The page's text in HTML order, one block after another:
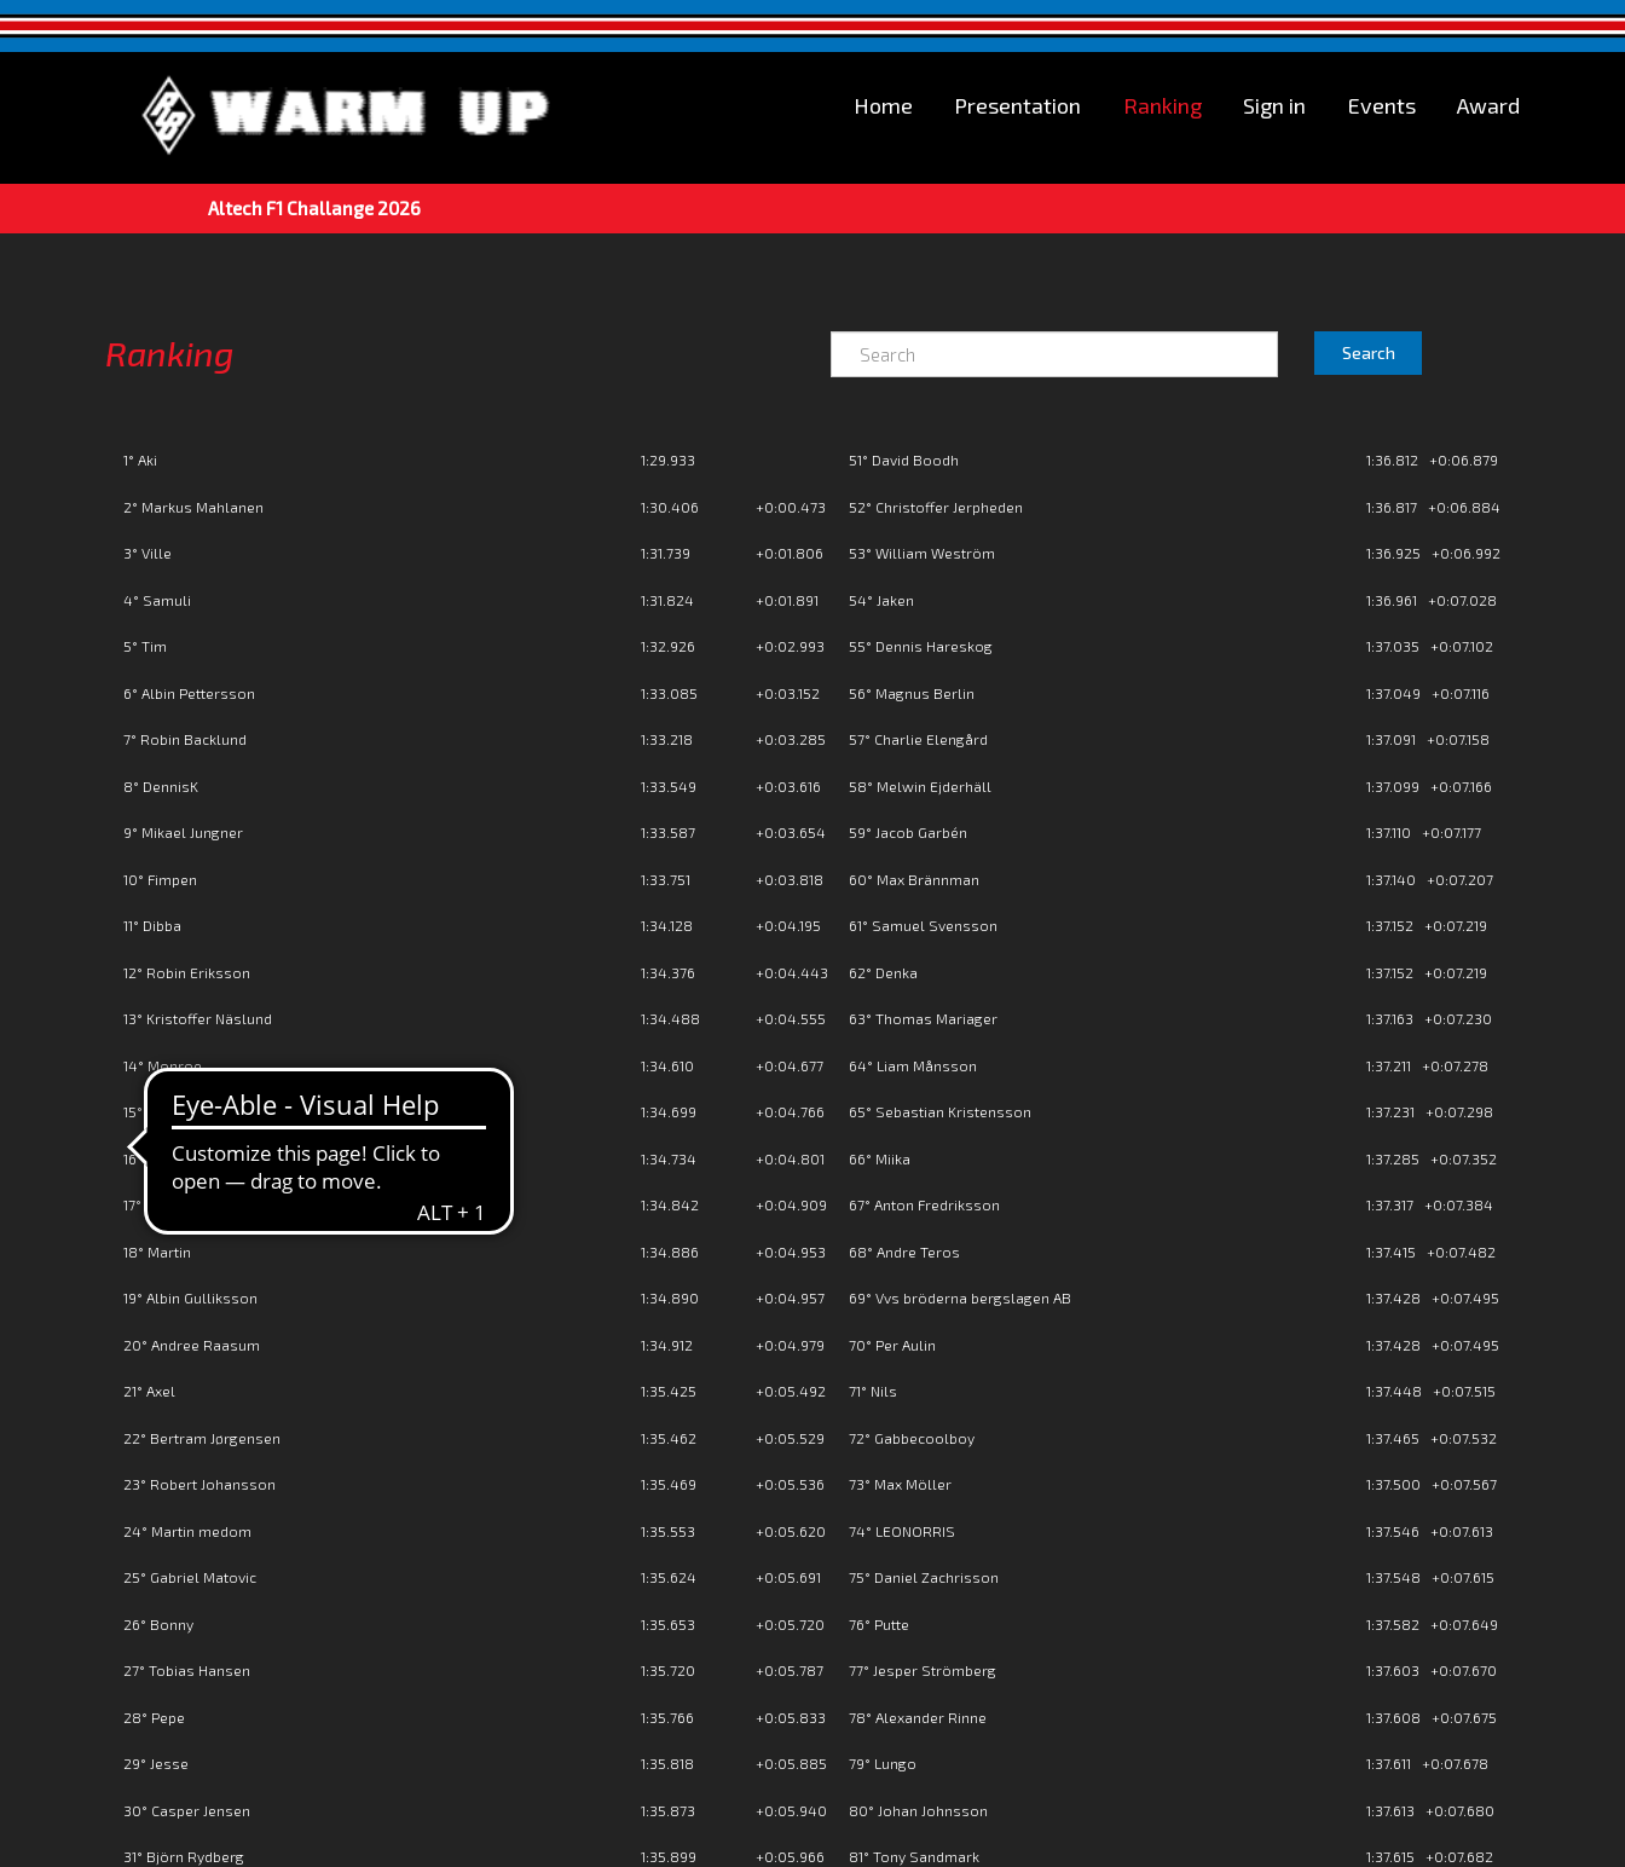
Home Presentation Ranking Sign in Events Award
Altech F1 Challange 2026
Ranking Search
1° Aki 1:29.933
2° Markus Mahlanen 1:30.406 +0:00.473
3° Ville 1:31.739 +0:01.806
4° Samuli 1:31.824 +0:01.891
5° Tim 1:32.926 +0:02.993
6° Albin Pettersson 1:33.085 +0:03.152
7° Robin Backlund 1:33.218 +0:03.285
8° DennisK 1:33.549 +0:03.616
9° Mikael Jungner 1:33.587 +0:03.654
10° Fimpen 1:33.751 +0:03.818
11° Dibba 1:34.128 +0:04.195
12° Robin Eriksson 1:34.376 +0:04.443
13° Kristoffer Näslund 1:34.488 +0:04.555
14° Monroe 1:34.610 +0:04.677
15° Gustav Svensson 1:34.699 +0:04.766
16° Popparn 1:34.734 +0:04.801
17° PJ 1:34.842 +0:04.909
18° Martin 1:34.886 +0:04.953
19° Albin Gulliksson 1:34.890 +0:04.957
20° Andree Raasum 1:34.912 +0:04.979
21° Axel 1:35.425 +0:05.492
22° Bertram Jørgensen 1:35.462 +0:05.529
23° Robert Johansson 1:35.469 +0:05.536
24° Martin medom 1:35.553 +0:05.620
25° Gabriel Matovic 1:35.624 +0:05.691
26° Bonny 1:35.653 +0:05.720
27° Tobias Hansen 1:35.720 +0:05.787
28° Pepe 1:35.766 +0:05.833
29° Jesse 1:35.818 +0:05.885
30° Casper Jensen 1:35.873 +0:05.940
31° Björn Rydberg 1:35.899 +0:05.966
51° David Boodh 1:36.812 +0:06.879
52° Christoffer Jerpheden 1:36.817 +0:06.884
53° William Weström 1:36.925 +0:06.992
54° Jaken 1:36.961 +0:07.028
55° Dennis Hareskog 1:37.035 +0:07.102
56° Magnus Berlin 1:37.049 +0:07.116
57° Charlie Elengård 1:37.091 +0:07.158
58° Melwin Ejderhäll 1:37.099 +0:07.166
59° Jacob Garbén 1:37.110 +0:07.177
60° Max Brännman 1:37.140 +0:07.207
61° Samuel Svensson 1:37.152 +0:07.219
62° Denka 1:37.152 +0:07.219
63° Thomas Mariager 1:37.163 +0:07.230
64° Liam Månsson 1:37.211 +0:07.278
65° Sebastian Kristensson 1:37.231 +0:07.298
66° Miika 1:37.285 +0:07.352
67° Anton Fredriksson 1:37.317 +0:07.384
68° Andre Teros 1:37.415 +0:07.482
69° Vvs bröderna bergslagen AB 1:37.428 +0:07.495
70° Per Aulin 1:37.428 +0:07.495
71° Nils 1:37.448 +0:07.515
72° Gabbecoolboy 1:37.465 +0:07.532
73° Max Möller 1:37.500 +0:07.567
74° LEONORRIS 1:37.546 +0:07.613
75° Daniel Zachrisson 1:37.548 +0:07.615
76° Putte 1:37.582 +0:07.649
77° Jesper Strömberg 1:37.603 +0:07.670
78° Alexander Rinne 1:37.608 +0:07.675
79° Lungo 1:37.611 +0:07.678
80° Johan Johnsson 1:37.613 +0:07.680
81° Tony Sandmark 1:37.615 +0:07.682